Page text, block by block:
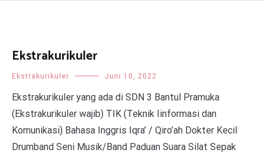
Ekstrakurikuler
Ekstrakurikuler Juni 10, 2022
Ekstrakurikuler yang ada di SDN 3 Bantul Pramuka
(Ekstrakurikuler wajib) TIK (Teknik Iinformasi dan
Komunikasi) Bahasa Inggris Iqra’ / Qiro’ah Dokter Kecil
Drumband Seni Musik/Band Paduan Suara Silat Sepak